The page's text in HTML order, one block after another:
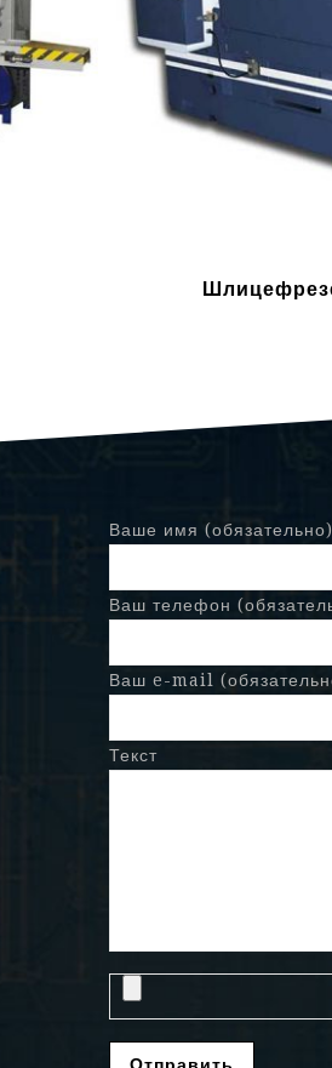
Ваше имя (обязательно)
Ваш телефон
Ваш e-mail
Текст